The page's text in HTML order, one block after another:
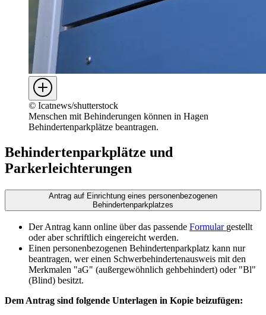
© Icatnews/shutterstock
Menschen mit Behinderungen können in Hagen
Behindertenparkplätze beantragen.
Behindertenparkplätze und
Parkerleichterungen
Antrag auf Einrichtung eines personenbezogenen
Behindertenparkplatzes
Der Antrag kann online über das passende Formular gestellt
oder aber schriftlich eingereicht werden.
Einen personenbezogenen Behindertenparkplatz kann nur
beantragen, wer einen Schwerbehindertenausweis mit den
Merkmalen "aG" (außergewöhnlich gehbehindert) oder "Bl"
(Blind) besitzt.
Dem Antrag sind folgende Unterlagen in Kopie beizufügen: